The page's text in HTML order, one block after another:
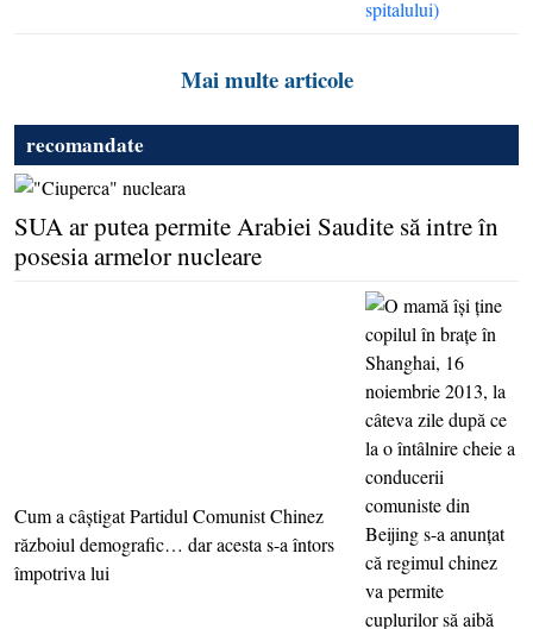
Mai multe articole
recomandate
SUA ar putea permite Arabiei Saudite să intre în
posesia armelor nucleare
Cum a câştigat Partidul Comunist Chinez
războiul demografic… dar acesta s-a întors
împotriva lui